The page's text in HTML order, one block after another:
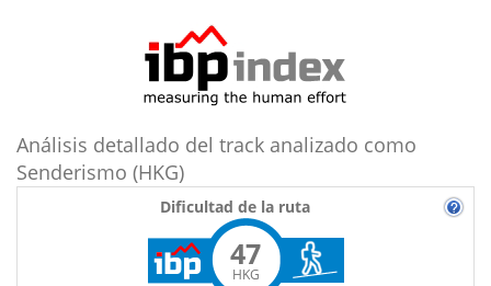
Análisis detallado del track analizado como
Senderismo (HKG)
Dificultad de la ruta
47
HKG